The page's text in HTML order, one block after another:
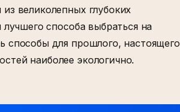
великолепных глубоких
способа выбраться на
способы для прошлого, настоящего
наиболее экологично.